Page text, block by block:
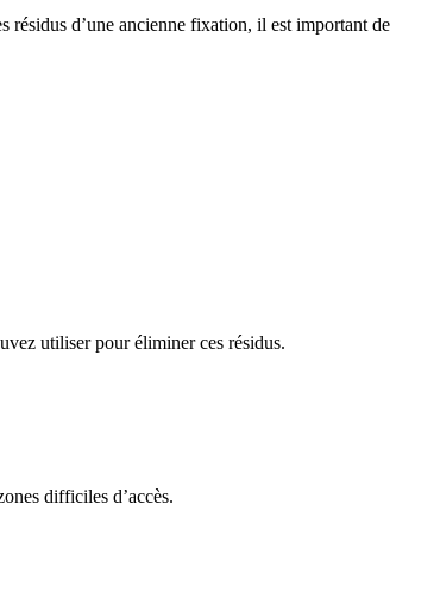
résidus d’une ancienne fixation, il est important de
utiliser pour éliminer ces résidus.
difficiles d’accès.